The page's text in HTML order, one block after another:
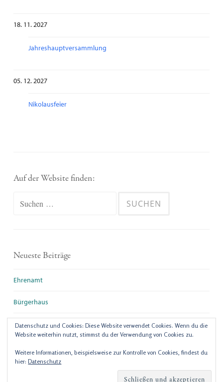
18. 11. 2027
Jahreshauptversammlung
05. 12. 2027
Nikolausfeier
Auf der Website finden:
Suchen
Neueste Beiträge
Ehrenamt
Bürgerhaus
Ein neuer Anfang
Datenschutz und Cookies: Diese Website verwendet Cookies. Wenn du die
Website weiterhin nutzt, stimmst du der Verwendung von Cookies zu.
Weitere Informationen, beispielsweise zur Kontrolle von Cookies, findest du
hier:Datenschutz